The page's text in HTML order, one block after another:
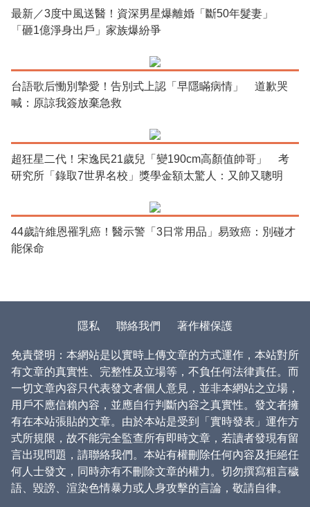
最新／3度中風送醫！資深男星爆離婚「斷50年髮妻」
「砸1億淨身出戶」家族爆紛爭
台語歌后慟別摯愛！告別式上認「早隱瞞病情」 道歉哭
喊：原諒我簽放棄急救
超狂星二代！宋逸民21歲兒「變190cm高顏值帥哥」 考
研究所「錄取7世界名校」獎學金額太驚人：又帥又聰明
44歲許維恩罹乳癌！醫示警「3日常用品」易致癌：別碰才
能保命
隱私 聯絡我們 著作權保護
免責聲明：本網站是以實時上傳文章的方式運作，本站對所
有文章的真實性、完整性及立場等，不負任何法律責任。而
一切文章內容只代表發文者個人意見，並非本網站之立場，
用戶不應信賴內容，並應自行判斷內容之真實性。發文者擁
有在本站張貼的文章。由於本站是受到「實時發表」運作方
式所規限，故不能完全監查所有即時文章，若讀者發現有留
言出現問題，請聯絡我們。本站有權刪除任何內容及拒絕任
何人士發文，同時亦有不刪除文章的權力。切勿撰寫粗言穢
語、毀謗、渲染色情暴力或人身攻擊的言論，敬請自律。